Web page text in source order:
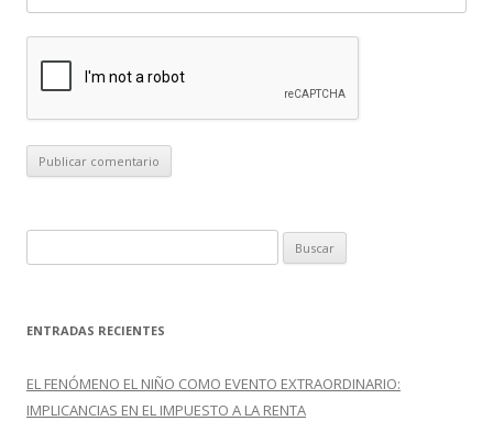
u
c
r
:
ENTRADAS RECIENTES
EL FENÓMENO EL NIÑO COMO EVENTO EXTRAORDINARIO:
IMPLICANCIAS EN EL IMPUESTO A LA RENTA